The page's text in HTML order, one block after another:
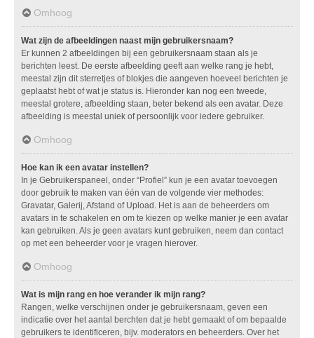
Omhoog
Wat zijn de afbeeldingen naast mijn gebruikersnaam?
Er kunnen 2 afbeeldingen bij een gebruikersnaam staan als je
berichten leest. De eerste afbeelding geeft aan welke rang je hebt,
meestal zijn dit sterretjes of blokjes die aangeven hoeveel berichten je
geplaatst hebt of wat je status is. Hieronder kan nog een tweede,
meestal grotere, afbeelding staan, beter bekend als een avatar. Deze
afbeelding is meestal uniek of persoonlijk voor iedere gebruiker.
Omhoog
Hoe kan ik een avatar instellen?
In je Gebruikerspaneel, onder “Profiel” kun je een avatar toevoegen
door gebruik te maken van één van de volgende vier methodes:
Gravatar, Galerij, Afstand of Upload. Het is aan de beheerders om
avatars in te schakelen en om te kiezen op welke manier je een avatar
kan gebruiken. Als je geen avatars kunt gebruiken, neem dan contact
op met een beheerder voor je vragen hierover.
Omhoog
Wat is mijn rang en hoe verander ik mijn rang?
Rangen, welke verschijnen onder je gebruikersnaam, geven een
indicatie over het aantal berchten dat je hebt gemaakt of om bepaalde
gebruikers te identificeren, bijv. moderators en beheerders. Over het